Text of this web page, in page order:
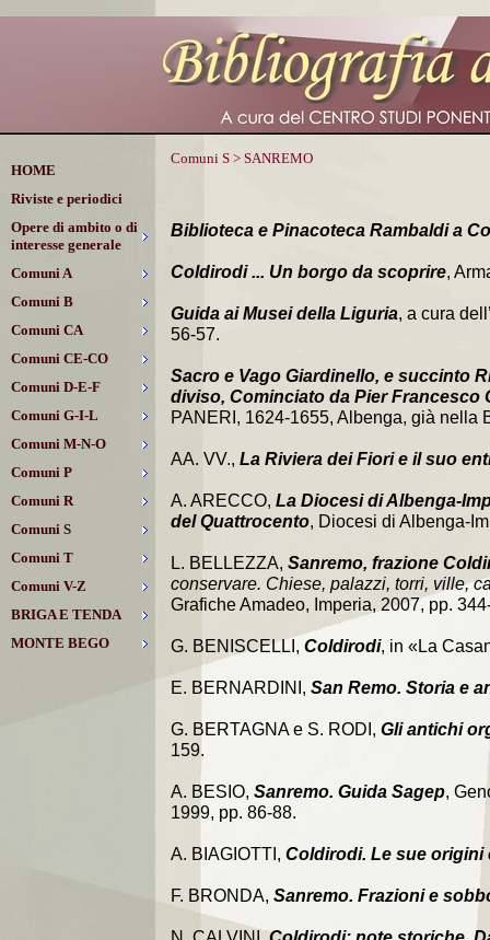
HOME
Riviste e periodici
Opere di ambito o di
interesse generale
Comuni A
Comuni B
Comuni CA
Comuni CE-CO
Comuni D-E-F
Comuni G-I-L
Comuni M-N-O
Comuni P
Comuni R
Comuni S
Comuni T
Comuni V-Z
BRIGA E TENDA
MONTE BEGO
Comuni S > SANREMO
Biblioteca e Pinacoteca Rambaldi a
Coldirodi ... Un borgo da scoprire,
Guida ai Musei della Liguria, a cura
56-57.
Sacro e Vago Giardinello, e succinto
diviso, Cominciato da Pier
PANERI, 1624-1655, Albenga, già nella
AA. VV., La Riviera dei Fiori e il suo
A. ARECCO, La Diocesi di Albenga-
del Quattrocento, Diocesi di Albenga-
L. BELLEZZA, Sanremo, frazione
conservare. Chiese, palazzi, torri, ville,
Grafiche Amadeo, Imperia, 2007, pp.
G. BENISCELLI, Coldirodi, in «La
E. BERNARDINI, San Remo. Storia e
G. BERTAGNA e S. RODI, Gli antichi
159.
A. BESIO, Sanremo. Guida Sagep,
1999, pp. 86-88.
A. BIAGIOTTI, Coldirodi. Le sue origini
F. BRONDA, Sanremo. Frazioni e